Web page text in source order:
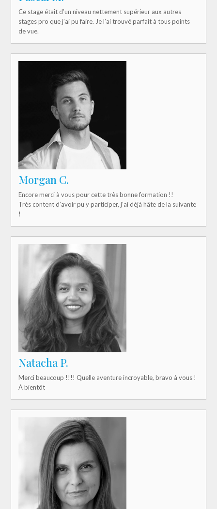
Ce stage était d’un niveau nettement supérieur aux autres
stages pro que j’ai pu faire. Je l’ai trouvé parfait à tous points
de vue.
Morgan C.
Encore merci à vous pour cette très bonne formation !!
Très content d’avoir pu y participer, j’ai déjà hâte de la suivante
!
Natacha P.
Merci beaucoup !!!! Quelle aventure incroyable, bravo à vous !
À bientôt